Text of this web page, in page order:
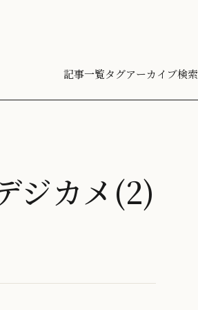
記事一覧タグアーカイブ検索
ジカメ(2)